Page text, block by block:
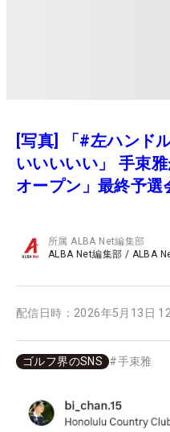
[写真] 「#左ハンド
いいいいい」 手束
オープン」最終予選
所属ALBA Net編集部
ALBA Net編集部 / ALBA
配信日時： 2026年5月13日
ゴルフ界のSNS #手束雅